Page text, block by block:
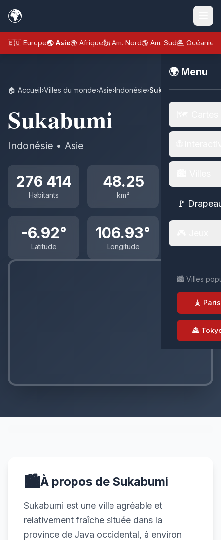
🌍
🇪🇺 Europe🌏 Asie🌍 Afrique🗽 Am. Nord🌎 Am. Sud🏝️ Océanie
🌍 Menu
🚩
🏙️ Villes
🗼 Paris
🏯
🏠 Accueil›Villes du monde›Asie›Indonésie›Sukabumi
Sukabumi
Indonésie • Asie
276 414
Habitants
48.25
km²
-6.92°
Latitude
106.93°
Longitude
🏙️À propos de Sukabumi
Sukabumi est une ville agréable et
relativement fraîche située dans la
province de Java occidental, à environ